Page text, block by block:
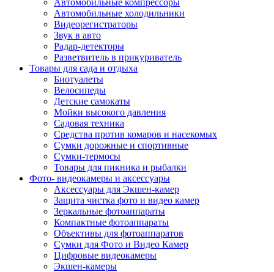
Автомобильные компрессоры
Автомобильные холодильники
Видеорегистраторы
Звук в авто
Радар-детекторы
Разветвитель в прикуриватель
Товары для сада и отдыха
Биотуалеты
Велосипеды
Детские самокаты
Мойки высокого давления
Садовая техника
Средства против комаров и насекомых
Сумки дорожные и спортивные
Сумки-термосы
Товары для пикника и рыбалки
Фото- видеокамеры и аксессуары
Аксессуары для Экшен-камер
Защита чистка фото и видео камер
Зеркальные фотоаппараты
Компактные фотоаппараты
Объективы для фотоаппаратов
Сумки для Фото и Видео Камер
Цифровые видеокамеры
Экшен-камеры